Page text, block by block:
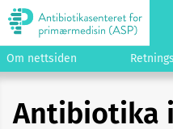
Om nettsiden
Antibiotika i